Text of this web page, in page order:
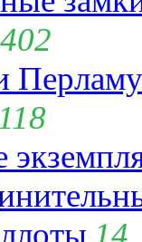
402
118
14